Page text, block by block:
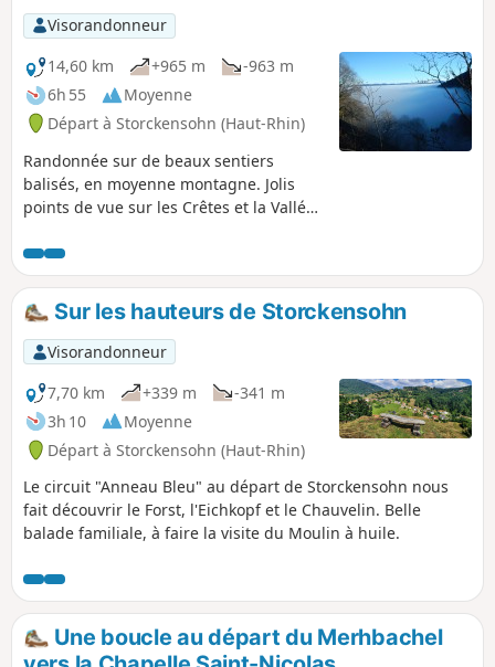
Visorandonneur
14,60 km
+965 m
-963 m
6h 55
Moyenne
Départ à Storckensohn (Haut-Rhin)
Randonnée sur de beaux sentiers
balisés, en moyenne montagne. Jolis
points de vue sur les Crêtes et la Vallée
Sur les hauteurs de Storckensohn
Visorandonneur
7,70 km
+339 m
-341 m
3h 10
Moyenne
Départ à Storckensohn (Haut-Rhin)
Le circuit "Anneau Bleu" au départ de Storckensohn nous
fait découvrir le Forst, l'Eichkopf et le Chauvelin. Belle
balade familiale, à faire la visite du Moulin à huile.
Une boucle au départ du Merhbachel